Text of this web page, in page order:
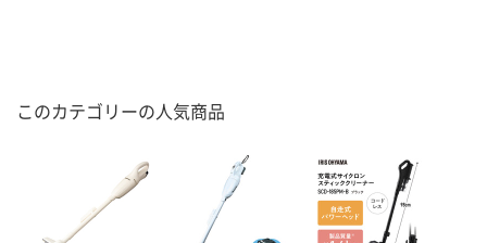
このカテゴリーの人気商品